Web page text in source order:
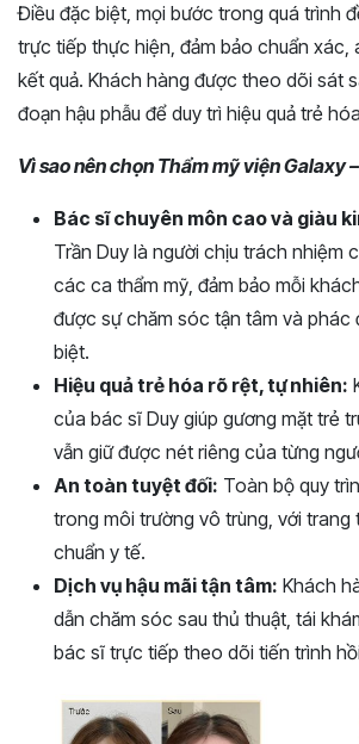
Điều đặc biệt, mọi bước trong quá trình
trực tiếp thực hiện, đảm bảo chuẩn xác,
kết quả. Khách hàng được theo dõi sát
đoạn hậu phẫu để duy trì hiệu quả trẻ
Vì sao nên chọn Thẩm mỹ viện Galaxy
Bác sĩ chuyên môn cao và giàu
Trần Duy là người chịu trách nhiệm
các ca thẩm mỹ, đảm bảo mỗi
được sự chăm sóc tận tâm và phác
biệt.
Hiệu quả trẻ hóa rõ rệt, tự nhiên:
của bác sĩ Duy giúp gương mặt trẻ
vẫn giữ được nét riêng của từng
An toàn tuyệt đối: Toàn bộ quy
trong môi trường vô trùng, với trang
chuẩn y tế.
Dịch vụ hậu mãi tận tâm: Khách
dẫn chăm sóc sau thủ thuật, tái
bác sĩ trực tiếp theo dõi tiến trình